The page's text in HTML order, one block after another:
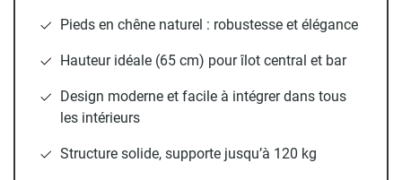
Déclinée enplusieurs coloris tendance, la chaise MELLOW
vous permet de personnaliser votre espace selon vos
envies. Sa silhouette sobre et élégante s’intègre aussi bien
dans un intérieur scandinave que moderne ou bohème.
quotidien, elle supporte jusqu’à120 kgtout en garantissant
Pieds en chêne naturel : robustesse et élégance
Hauteur idéale (65 cm) pour îlot central et bar
Design moderne et facile à intégrer dans tous
les intérieurs
Structure solide, supporte jusqu’à 120 kg